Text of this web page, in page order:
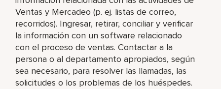
Ventas y Mercadeo (p. ej. listas de correo,
recorridos). Ingresar, retirar, conciliar y verificar
la información con un software relacionado
con el proceso de ventas. Contactar a la
persona o al departamento apropiados, según
sea necesario, para resolver las llamadas, las
solicitudes o los problemas de los huéspedes.